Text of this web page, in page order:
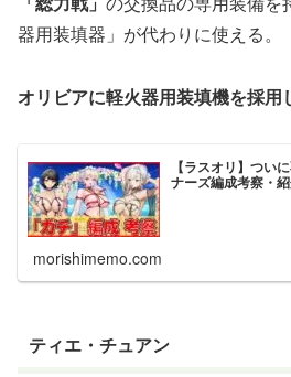
器用装填器」が代わりに使える。
オリビアに軽火器用装填機を採
【ラスオリ】つい
ナーズ編成考察・紹
morishimemo.com
ティエ・チュアン